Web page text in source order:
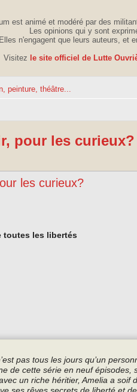
est animé et modéré par des
Les opinions qui y sont
Elles n'engagent que leurs auteurs, et
Visitez le site officiel de Lutte
peinture, théâtre...
pour les curieux?
les curieux?
toutes les libertés
pas tous les jours qu’un
de cette série en neuf
un riche héritier, Amelia a soif